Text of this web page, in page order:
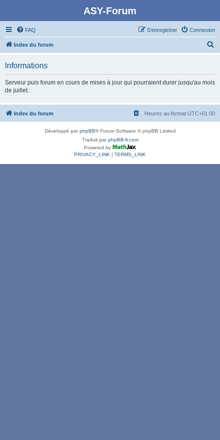
ASY-Forum
FAQ Connexion
S’enregistrer
Index du forum
c
Informations
Serveur puis forum en cours de mises à jour qui pourraient durer jusqu'au mois
de juillet.
Index du forum Heures au format UTC+01:00
Développé parphpBB® Forum Software © phpBB Limited
Traduit parphpBB-fr.com
Powered by
PRIVACY_LINK | TERMS_LINK